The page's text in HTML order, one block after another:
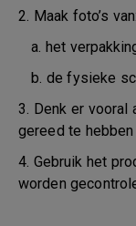
2. Maak foto’s van:
a. het
b. de fysieke
3. Denk er vooral
gereed te hebben
4. Gebruik het
worden